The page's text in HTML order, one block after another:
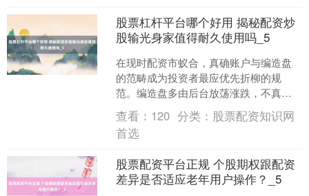
股票杠杆平台哪个好用 揭秘配资炒
股输光身家值得耐久使用吗_5
在现时配资市蚁合，真确账户与编造盘
的范畴成为投资者最应优先折柳的规
范。编造盘多由后台放荡涨跌，不真确
入市，不仅可能被操控，且提现不成控
身分极高。任何一种器具，都....
查看： 120 分类： 股票配资知识网
首选
股票配资平台正规 个股期权跟配资
差异是否适应老年用户操作？_5